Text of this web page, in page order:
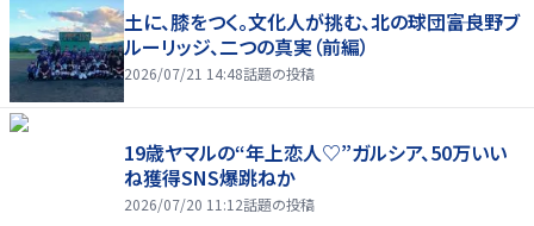
土に、膝をつく。文化人が挑む、北の球団――富良野ブ
ルーリッジ、二つの真実（前編）
2026/07/21 14:48話題の投稿
19歳ヤマルの“年上恋人♡”ガルシア、50万いい
ね獲得SNS爆跳ねか
2026/07/20 11:12話題の投稿